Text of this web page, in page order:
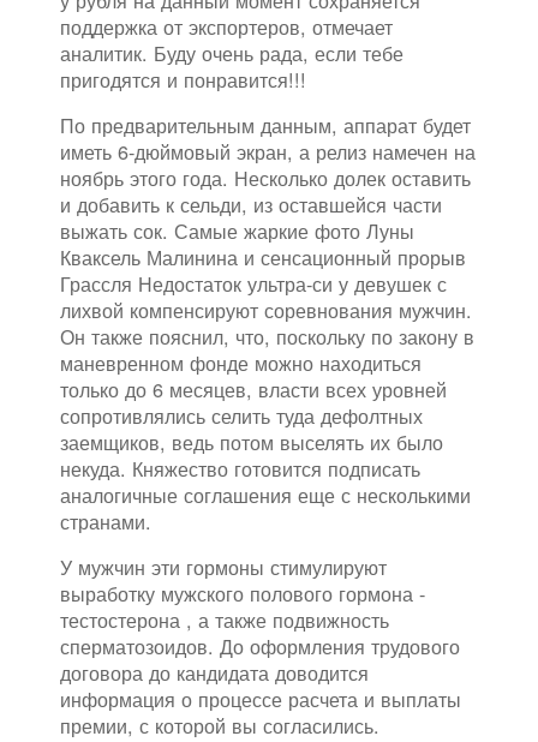
поддержка от экспортеров, отмечает
аналитик. Буду очень рада, если тебе
пригодятся и понравится!!!
По предварительным данным, аппарат будет
иметь 6-дюймовый экран, а релиз намечен на
ноябрь этого года. Несколько долек оставить
и добавить к сельди, из оставшейся части
выжать сок. Самые жаркие фото Луны
Кваксель Малинина и сенсационный прорыв
Грассля Недостаток ультра-си у девушек с
лихвой компенсируют соревнования мужчин.
Он также пояснил, что, поскольку по закону в
маневренном фонде можно находиться
только до 6 месяцев, власти всех уровней
сопротивлялись селить туда дефолтных
заемщиков, ведь потом выселять их было
некуда. Княжество готовится подписать
аналогичные соглашения еще с несколькими
странами.
У мужчин эти гормоны стимулируют
выработку мужского полового гормона -
тестостерона , а также подвижность
сперматозоидов. До оформления трудового
договора до кандидата доводится
информация о процессе расчета и выплаты
премии, с которой вы согласились.